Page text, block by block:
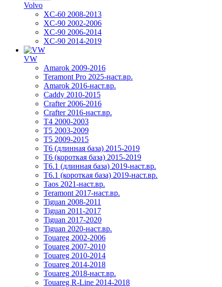
Volvo
XC-60 2008-2013
XC-90 2002-2006
XC-90 2006-2014
XC-90 2014-2019
VW
Amarok 2009-2016
Teramont Pro 2025-наст.вр.
Amarok 2016-наст.вр.
Caddy 2010-2015
Crafter 2006-2016
Crafter 2016-наст.вр.
T4 2000-2003
T5 2003-2009
T5 2009-2015
T6 (длинная база) 2015-2019
Т6 (короткая база) 2015-2019
T6.1 (длинная база) 2019-наст.вр.
T6.1 (короткая база) 2019-наст.вр.
Taos 2021-наст.вр.
Teramont 2017-наст.вр.
Tiguan 2008-2011
Tiguan 2011-2017
Tiguan 2017-2020
Tiguan 2020-наст.вр.
Touareg 2002-2006
Touareg 2007-2010
Touareg 2010-2014
Touareg 2014-2018
Touareg 2018-наст.вр.
Touareg R-Line 2014-2018